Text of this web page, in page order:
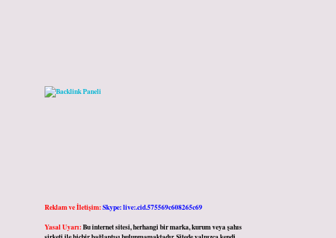
Reklam ve İletişim:Skype: live:.cid.575569c608265c69
Yasal Uyarı:Bu internet sitesi, herhangi bir marka, kurum veya şahıs